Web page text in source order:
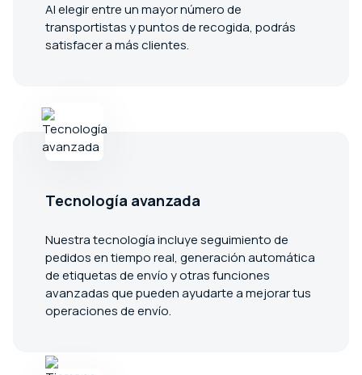
Al elegir entre un mayor número de
transportistas y puntos de recogida, podrás
satisfacer a más clientes.
Tecnología avanzada
Nuestra tecnología incluye seguimiento de
pedidos en tiempo real, generación automática
de etiquetas de envío y otras funciones
avanzadas que pueden ayudarte a mejorar tus
operaciones de envío.